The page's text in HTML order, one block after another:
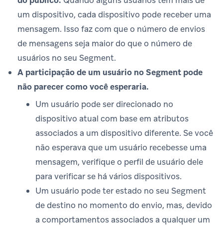
um dispositivo, cada dispositivo pode receber uma
mensagem. Isso faz com que o número de envios
de mensagens seja maior do que o número de
usuários no seu Segment.
A participação de um usuário no Segment pode
não parecer como você esperaria.
Um usuário pode ser direcionado no
dispositivo atual com base em atributos
associados a um dispositivo diferente. Se você
não esperava que um usuário recebesse uma
mensagem, verifique o perfil de usuário dele
para verificar se há vários dispositivos.
Um usuário pode ter estado no seu Segment
de destino no momento do envio, mas, devido
a comportamentos associados a qualquer um